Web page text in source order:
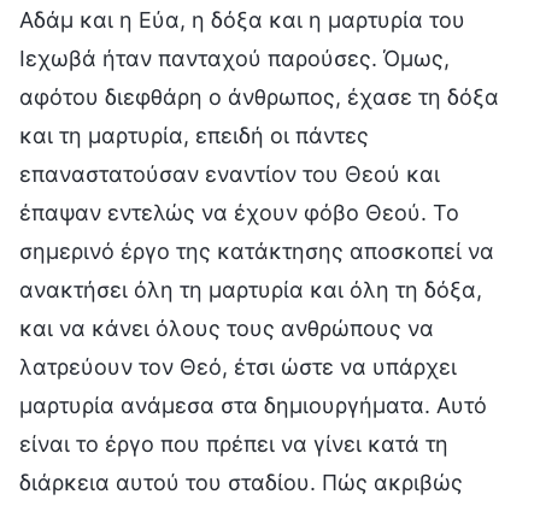
Αδάμ και η Εύα, η δόξα και η μαρτυρία του
Ιεχωβά ήταν πανταχού παρούσες. Όμως,
αφότου διεφθάρη ο άνθρωπος, έχασε τη δόξα
και τη μαρτυρία, επειδή οι πάντες
επαναστατούσαν εναντίον του Θεού και
έπαψαν εντελώς να έχουν φόβο Θεού. Το
σημερινό έργο της κατάκτησης αποσκοπεί να
ανακτήσει όλη τη μαρτυρία και όλη τη δόξα,
και να κάνει όλους τους ανθρώπους να
λατρεύουν τον Θεό, έτσι ώστε να υπάρχει
μαρτυρία ανάμεσα στα δημιουργήματα. Αυτό
είναι το έργο που πρέπει να γίνει κατά τη
διάρκεια αυτού του σταδίου. Πώς ακριβώς